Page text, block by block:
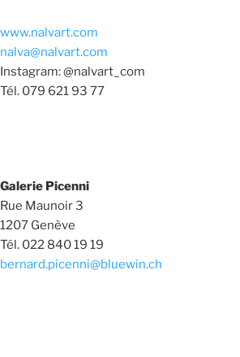
www.nalvart.com
nalva@nalvart.com
Instagram: @nalvart_com
Tél. 079 621 93 77
Galerie Picenni
Rue Maunoir 3
1207 Genève
Tél. 022 840 19 19
bernard.picenni@bluewin.ch